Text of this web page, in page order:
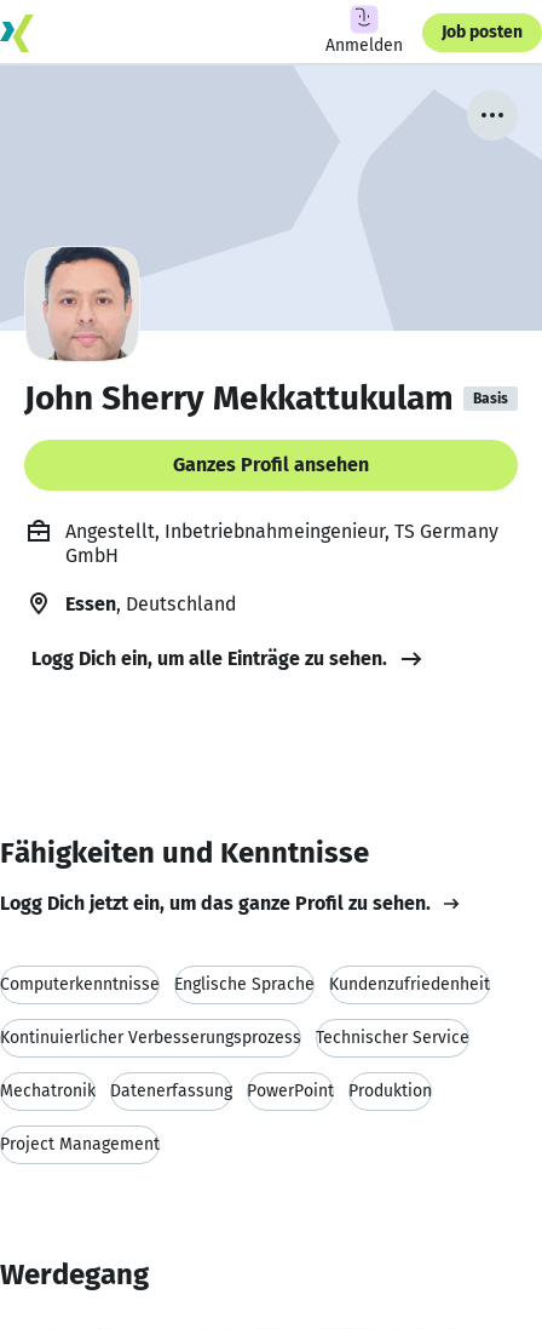
Anmelden
Job posten
John Sherry Mekkattukulam Basis
Ganzes Profil ansehen
Angestellt, Inbetriebnahmeingenieur, TS Germany
GmbH
Essen, Deutschland
Logg Dich ein, um alle Einträge zu sehen.
Fähigkeiten und Kenntnisse
Logg Dich jetzt ein, um das ganze Profil zu sehen.
Computerkenntnisse Englische Sprache Kundenzufriedenheit
Kontinuierlicher Verbesserungsprozess Technischer Service
Mechatronik Datenerfassung PowerPoint Produktion
Project Management
Werdegang